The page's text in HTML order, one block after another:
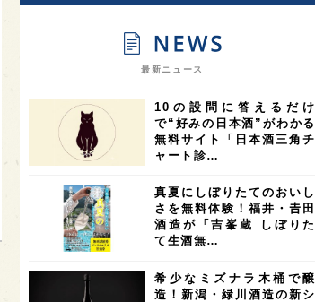
オピニオンリーダーの視点 9
奈良県 滋賀県 7 和歌山県 6
富山県 6 フランス 6 高知県 5 島根県 5
4 アメリカ 4 神奈川県 4
4 三重県 大阪府 3
オーストラリア 台湾 2 アジア 2
最新ニュース
10の設問に答えるだけ
で“好みの日本酒”がわかる
無料サイト「日本酒三角チ
ャート診…
真夏にしぼりたてのおいし
さを無料体験！福井・𠮷田
酒造が「吉峯蔵 しぼりた
て生酒無…
希少なミズナラ木桶で醸
造！新潟・緑川酒造の新シ